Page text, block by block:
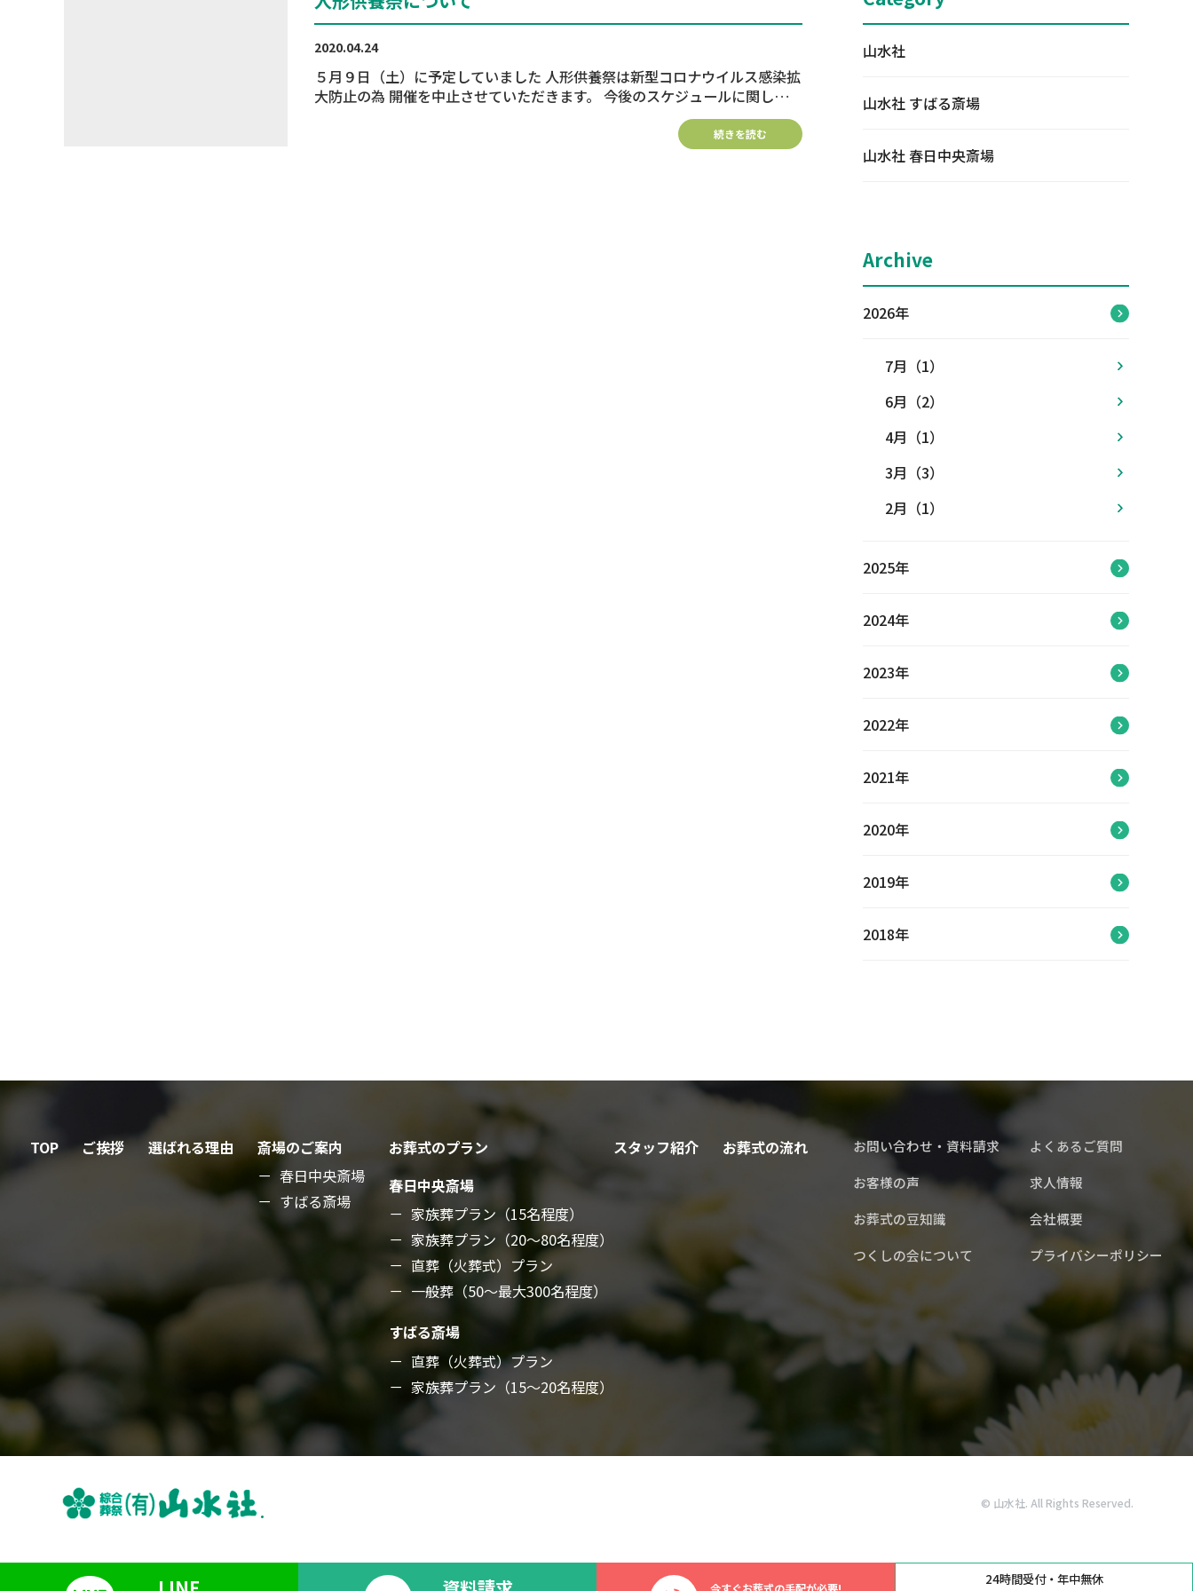
2020.04.24
５月９日（土）に予定していました 人形供養祭は新型コロナウイルス感染拡
大防止の為 開催を中止させていただきます。 今後のスケジュールに関しまし
続きを読む
山水社
山水社 すばる斎場
山水社 春日中央斎場
Archive
2026年
7月（1）
6月（2）
4月（1）
3月（3）
2月（1）
2025年
2024年
2023年
2022年
2021年
2020年
2019年
2018年
TOP ご挨拶 選ばれる理由
斎場のご案内
春日中央斎場
すばる斎場
お葬式のプラン
春日中央斎場
家族葬プラン（15名程度）
家族葬プラン（20～80名程度）
直葬（火葬式）プラン
一般葬（50～最大300名程度）
すばる斎場
直葬（火葬式）プラン
家族葬プラン（15～20名程度）
スタッフ紹介 お葬式の流れ
お問い合わせ・資料請求
お客様の声
お葬式の豆知識
つくしの会について
よくあるご質問
求人情報
会社概要
プライバシーポリシー
© 山水社. All Rights Reserved.
今すぐお葬式の手配が必要! 24時間受付・年中無休